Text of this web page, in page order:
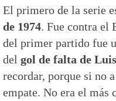
El primero de la serie
de 1974. Fue contra el
del primer partido fue
del gol de falta de Luis
recordar, porque si no
empate. No era el más